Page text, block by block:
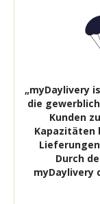
„myDaylivery
die
Kunden
Kapazitäten
Durch
myDaylivery